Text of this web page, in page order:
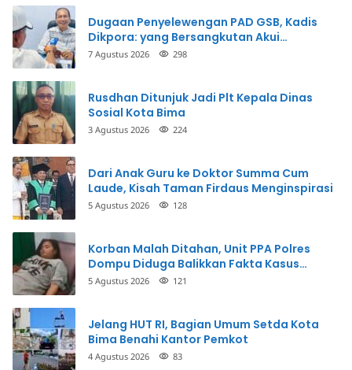
Dugaan Penyelewengan PAD GSB, Kadis
Dikpora: yang Bersangkutan Akui
Perbuatannya dan Siap Mengembalikan
7 Agustus 2026 298
Rusdhan Ditunjuk Jadi Plt Kepala Dinas
Sosial Kota Bima
3 Agustus 2026 224
Dari Anak Guru ke Doktor Summa Cum
Laude, Kisah Taman Firdaus Menginspirasi
5 Agustus 2026 128
Korban Malah Ditahan, Unit PPA Polres
Dompu Diduga Balikkan Fakta Kasus
Penganiayaan
5 Agustus 2026 121
Jelang HUT RI, Bagian Umum Setda Kota
Bima Benahi Kantor Pemkot
4 Agustus 2026 83